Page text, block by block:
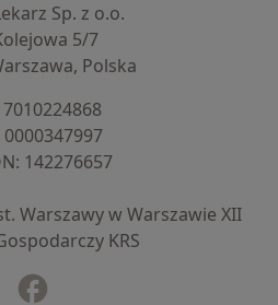
Sp. z o.o.
5/7
Polska
⁠0000347997
⁠142276657
Warszawy w Warszawie XII
KRS